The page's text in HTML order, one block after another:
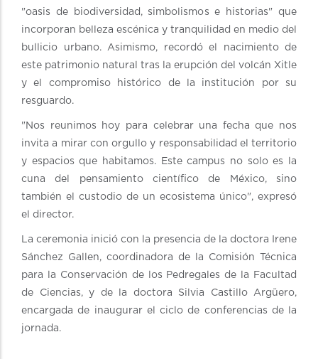
"oasis de biodiversidad, simbolismos e historias" que
incorporan belleza escénica y tranquilidad en medio del
bullicio urbano. Asimismo, recordó el nacimiento de
este patrimonio natural tras la erupción del volcán Xitle
y el compromiso histórico de la institución por su
resguardo.
"Nos reunimos hoy para celebrar una fecha que nos
invita a mirar con orgullo y responsabilidad el territorio
y espacios que habitamos. Este campus no solo es la
cuna del pensamiento científico de México, sino
también el custodio de un ecosistema único", expresó
el director.
La ceremonia inició con la presencia de la doctora Irene
Sánchez Gallen, coordinadora de la Comisión Técnica
para la Conservación de los Pedregales de la Facultad
de Ciencias, y de la doctora Silvia Castillo Argüero,
encargada de inaugurar el ciclo de conferencias de la
jornada.